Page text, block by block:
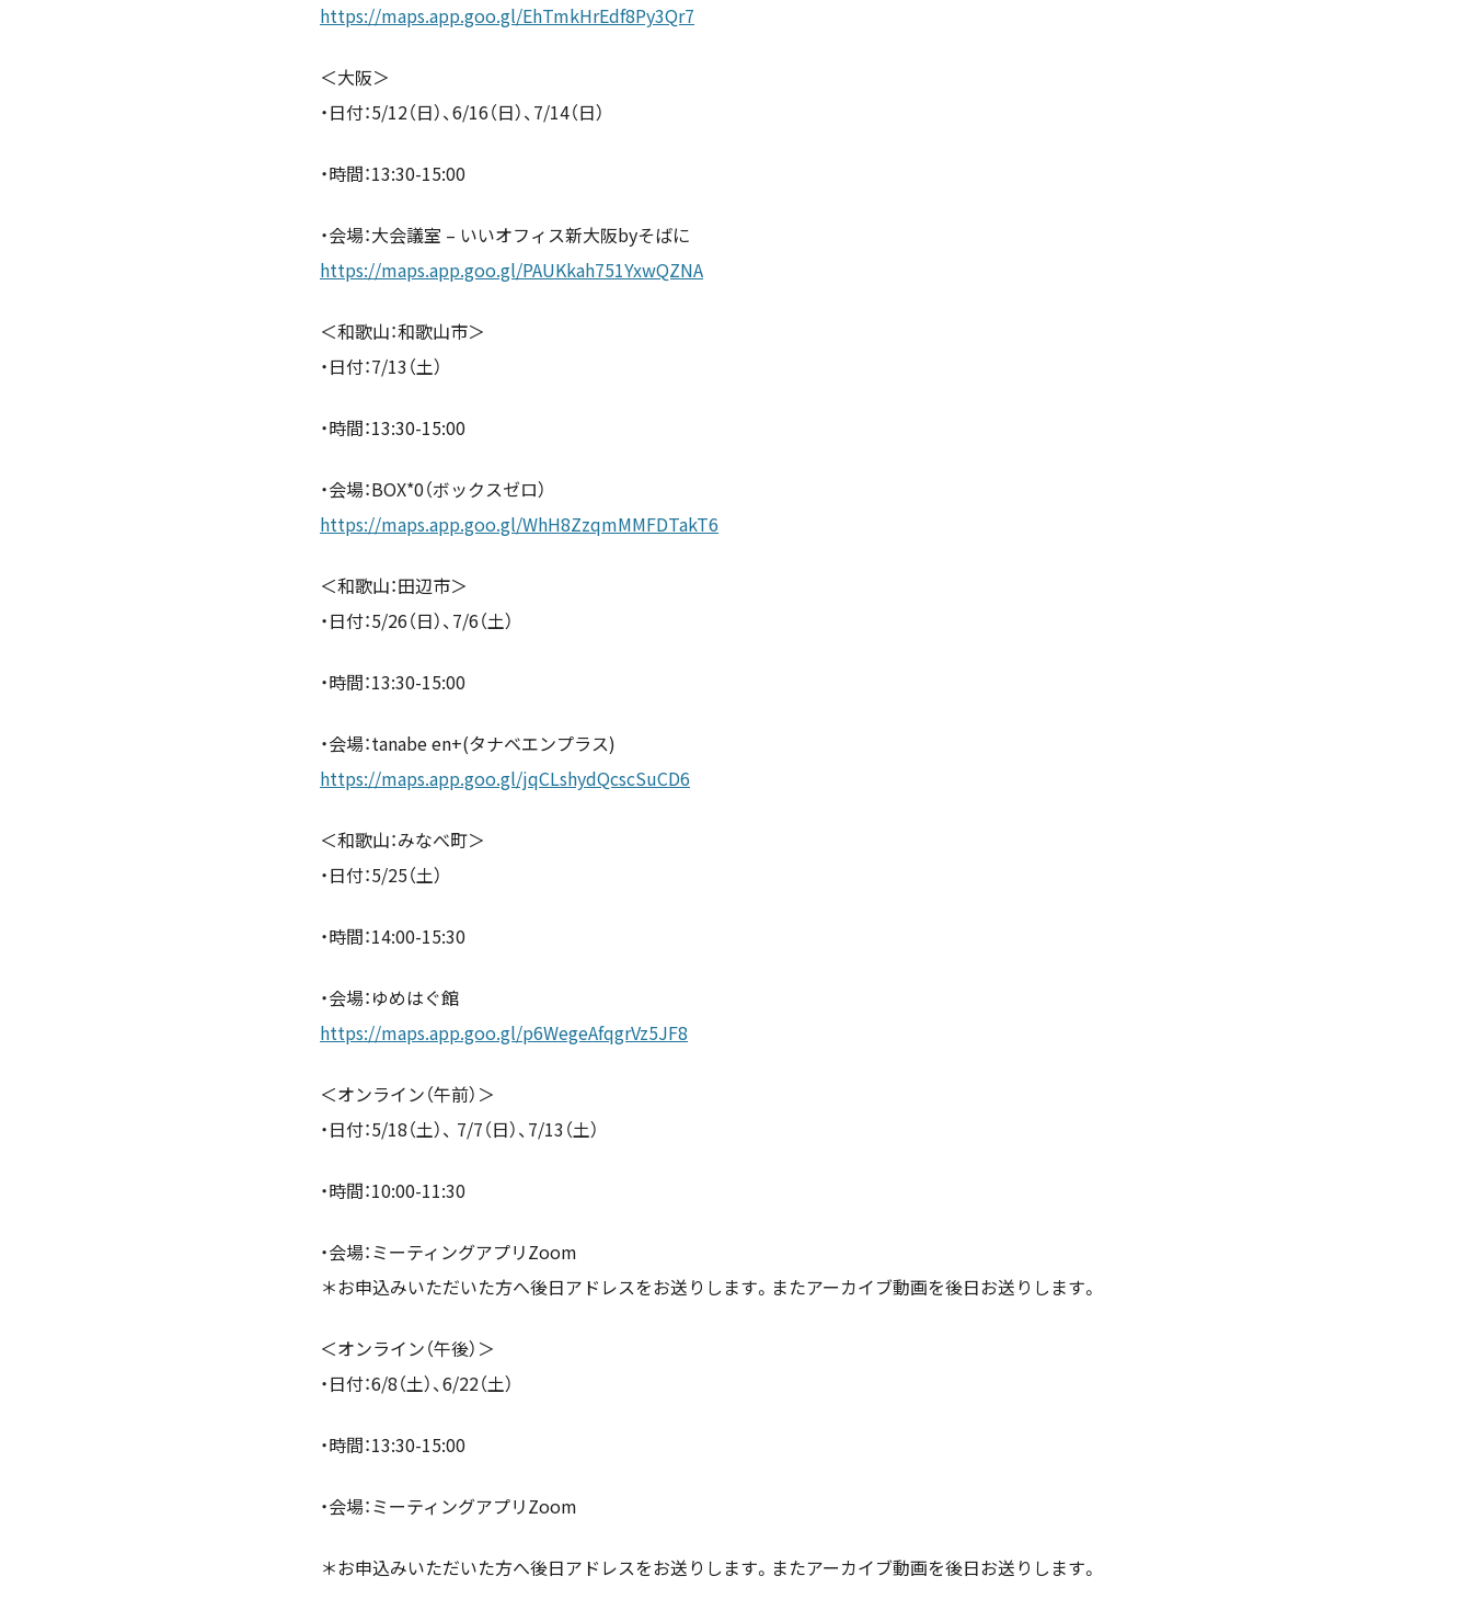
https://maps.app.goo.gl/EhTmkHrEdf8Py3Qr7
＜大阪＞
・日付：5/12（日）、6/16（日）、7/14（日）
・時間：13:30-15:00
・会場：大会議室 – いいオフィス新大阪byそばに
https://maps.app.goo.gl/PAUKkah751YxwQZNA
＜和歌山：和歌山市＞
・日付：7/13（土）
・時間：13:30-15:00
・会場：BOX*0（ボックスゼロ）
https://maps.app.goo.gl/WhH8ZzqmMMFDTakT6
＜和歌山：田辺市＞
・日付：5/26（日）、7/6（土）
・時間：13:30-15:00
・会場：tanabe en+(タナベエンプラス)
https://maps.app.goo.gl/jqCLshydQcscSuCD6
＜和歌山：みなべ町＞
・日付：5/25（土）
・時間：14:00-15:30
・会場：ゆめはぐ館
https://maps.app.goo.gl/p6WegeAfqgrVz5JF8
＜オンライン（午前）＞
・日付：5/18（土）、 7/7（日）、7/13（土）
・時間：10:00-11:30
・会場：ミーティングアプリZoom
＊お申込みいただいた方へ後日アドレスをお送りします。またアーカイブ動画を後日お送りします。
＜オンライン（午後）＞
・日付：6/8（土）、6/22（土）
・時間：13:30-15:00
・会場：ミーティングアプリZoom
＊お申込みいただいた方へ後日アドレスをお送りします。またアーカイブ動画を後日お送りします。